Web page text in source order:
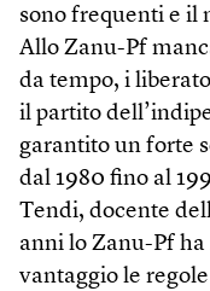
sono frequenti e il
Allo Zanu-Pf
da tempo, i
il partito
garantito un forte
dal 1980 fino al
Tendi, docente
anni lo Zanu-Pf ha
vantaggio le